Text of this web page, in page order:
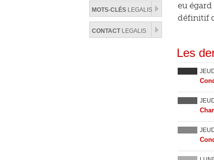
MOTS-CLÉS LEGALIS
CONTACTLEGALIS
eu
définitif
Les